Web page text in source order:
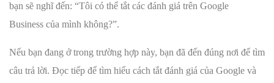
bạn sẽ nghĩ đến: “Tôi có thể tắt các đánh giá trên Google
Business của mình không?”.
Nếu bạn đang ở trong trường hợp này, bạn đã đến đúng nơi để tìm
câu trả lời. Đọc tiếp để tìm hiểu cách tắt đánh giá của Google và